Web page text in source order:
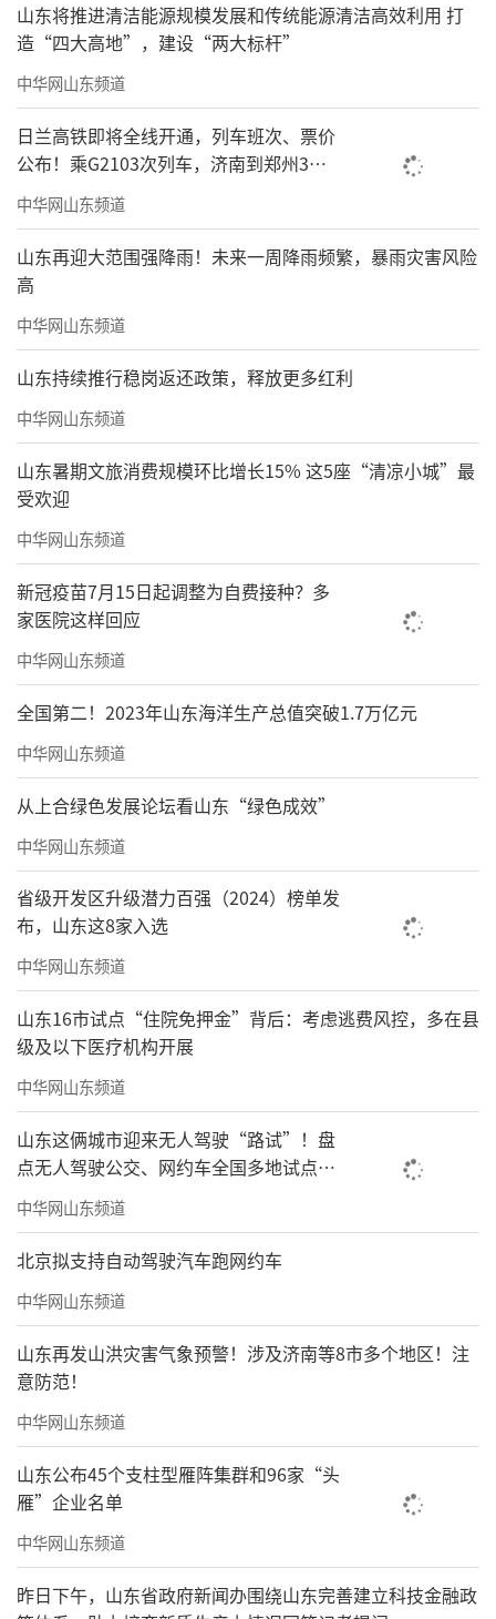
山东将推进清洁能源规模发展和传统能源清洁高效利用 打
造“四大高地”，建设“两大标杆”
中华网山东频道
日兰高铁即将全线开通，列车班次、票价
公布！乘G2103次列车，济南到郑州3小
时到达
中华网山东频道
山东再迎大范围强降雨！未来一周降雨频繁，暴雨灾害风险
高
中华网山东频道
山东持续推行稳岗返还政策，释放更多红利
中华网山东频道
山东暑期文旅消费规模环比增长15% 这5座“清凉小城”最
受欢迎
中华网山东频道
新冠疫苗7月15日起调整为自费接种？多
家医院这样回应
中华网山东频道
全国第二！2023年山东海洋生产总值突破1.7万亿元
中华网山东频道
从上合绿色发展论坛看山东“绿色成效”
中华网山东频道
省级开发区升级潜力百强（2024）榜单发
布，山东这8家入选
中华网山东频道
山东16市试点“住院免押金”背后：考虑逃费风控，多在县
级及以下医疗机构开展
中华网山东频道
山东这俩城市迎来无人驾驶“路试”！盘
点无人驾驶公交、网约车全国多地试点之
路
中华网山东频道
北京拟支持自动驾驶汽车跑网约车
中华网山东频道
山东再发山洪灾害气象预警！涉及济南等8市多个地区！注
意防范！
中华网山东频道
山东公布45个支柱型雁阵集群和96家“头
雁”企业名单
中华网山东频道
昨日下午，山东省政府新闻办围绕山东完善建立科技金融政